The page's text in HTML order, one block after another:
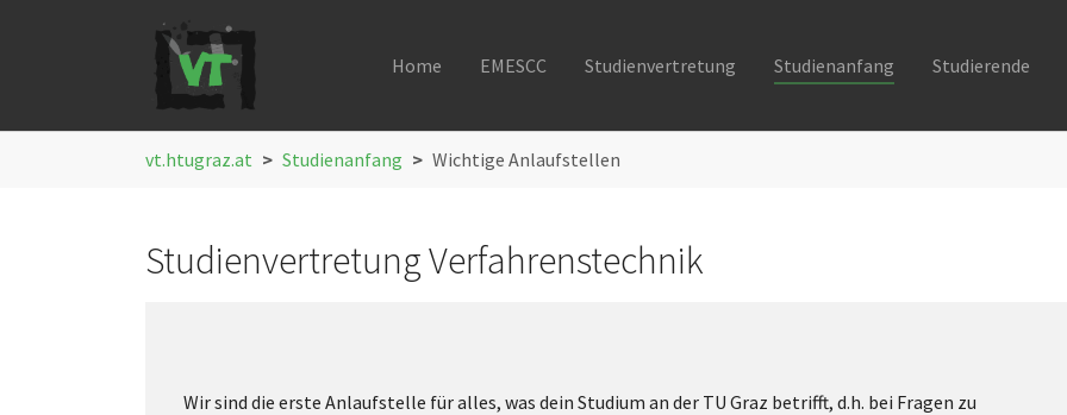
Home EMESCC Studienvertretung Studienanfang Studierende
vt.htugraz.at Studienanfang Wichtige Anlaufstellen
Studienvertretung Verfahrenstechnik
Wir sind die erste Anlaufstelle für alles, was dein Studium an der TU Graz betrifft, d.h. bei Fragen zu